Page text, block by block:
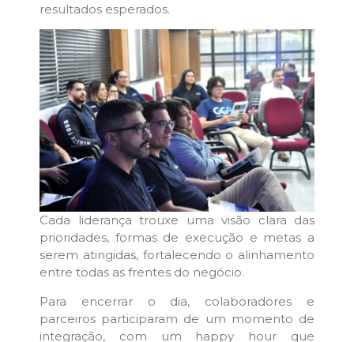
resultados esperados.
Cada liderança trouxe uma visão clara das
prioridades, formas de execução e metas a
serem atingidas, fortalecendo o alinhamento
entre todas as frentes do negócio.
Para encerrar o dia, colaboradores e
parceiros participaram de um momento de
integração, com um happy hour que